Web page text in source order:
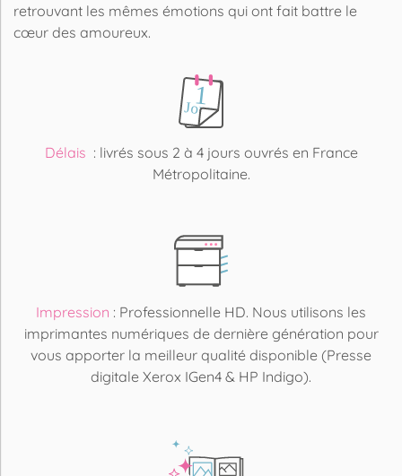
retrouvant les mêmes émotions qui ont fait battre le
cœur des amoureux.
Délais : livrés sous 2 à 4 jours ouvrés en France
Métropolitaine.
Impression : Professionnelle HD. Nous utilisons les
imprimantes numériques de dernière génération pour
vous apporter la meilleur qualité disponible (Presse
digitale Xerox IGen4 & HP Indigo).